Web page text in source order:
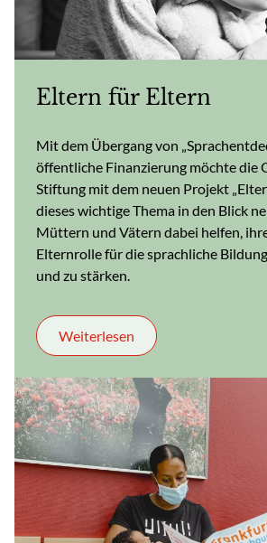
Eltern für Eltern
Mit dem Übergang von
öffentliche Finanzierung möchte die
Stiftung mit dem neuen Projekt
dieses wichtige Thema in den Blick
Müttern und Vätern dabei helfen,
Elternrolle für die sprachliche
und zu stärken.
Weiterlesen